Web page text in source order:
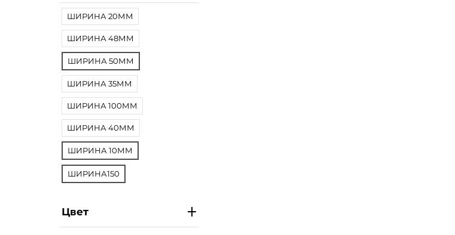
ШИРИНА 20ММ
ШИРИНА 48ММ
ШИРИНА 50ММ
ШИРИНА 35ММ
ШИРИНА 100ММ
ШИРИНА 40ММ
ШИРИНА 10ММ
ШИРИНА150
Цвет